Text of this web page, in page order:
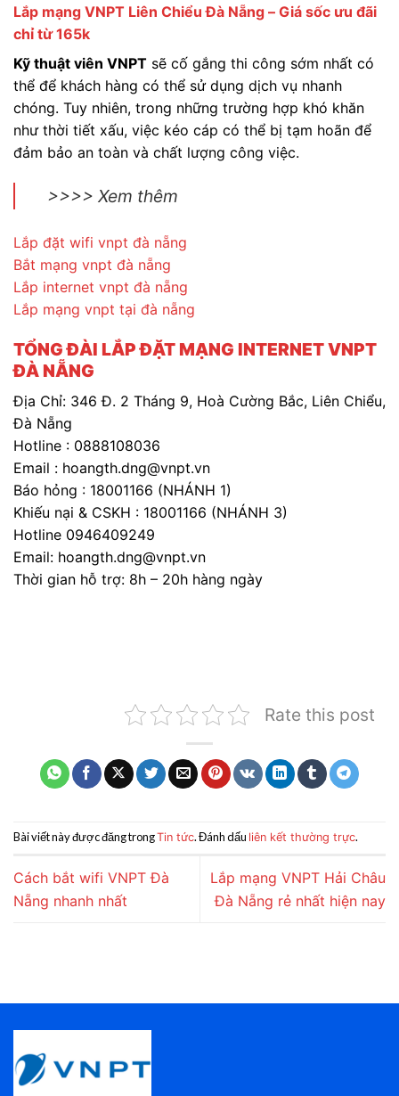
Lắp mạng VNPT Liên Chiểu Đà Nẵng – Giá sốc ưu đãi
chỉ từ 165k
Kỹ thuật viên VNPT sẽ cố gắng thi công sớm nhất có
thể để khách hàng có thể sử dụng dịch vụ nhanh
chóng. Tuy nhiên, trong những trường hợp khó khăn
như thời tiết xấu, việc kéo cáp có thể bị tạm hoãn để
đảm bảo an toàn và chất lượng công việc.
>>>> Xem thêm
Lắp đặt wifi vnpt đà nẵng
Bắt mạng vnpt đà nẵng
Lắp internet vnpt đà nẵng
Lắp mạng vnpt tại đà nẵng
TỔNG ĐÀI LẮP ĐẶT MẠNG INTERNET VNPT
ĐÀ NẴNG
Địa Chỉ: 346 Đ. 2 Tháng 9, Hoà Cường Bắc, Liên Chiểu,
Đà Nẵng
Hotline : 0888108036
Email : hoangth.dng@vnpt.vn
Báo hỏng : 18001166 (NHÁNH 1)
Khiếu nại & CSKH : 18001166 (NHÁNH 3)
Hotline 0946409249
Email: hoangth.dng@vnpt.vn
Thời gian hỗ trợ: 8h – 20h hàng ngày
Rate this post
Bài viết này được đăng trongTin tức. Đánh dấu liên kết thường trực.
Cách bắt wifi VNPT Đà
Nẵng nhanh nhất
Lắp mạng VNPT Hải Châu
Đà Nẵng rẻ nhất hiện nay